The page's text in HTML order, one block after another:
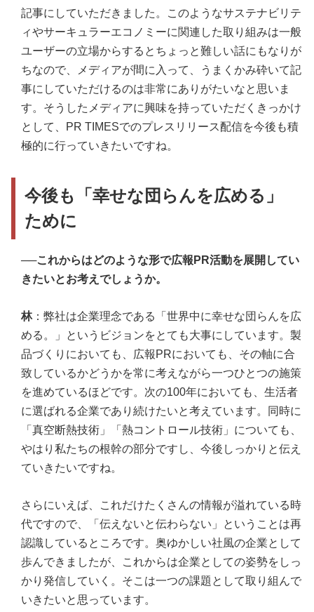
記事にしていただきました。このようなサステナビリテ
ィやサーキュラーエコノミーに関連した取り組みは一般
ユーザーの立場からするとちょっと難しい話にもなりが
ちなので、メディアが間に入って、うまくかみ砕いて記
事にしていただけるのは非常にありがたいなと思いま
す。そうしたメディアに興味を持っていただくきっかけ
として、PR TIMESでのプレスリリース配信を今後も積
極的に行っていきたいですね。
今後も「幸せな団らんを広める」
ために
──これからはどのような形で広報PR活動を展開してい
きたいとお考えでしょうか。
林：弊社は企業理念である「世界中に幸せな団らんを広
める。」というビジョンをとても大事にしています。製
品づくりにおいても、広報PRにおいても、その軸に合
致しているかどうかを常に考えながら一つひとつの施策
を進めているほどです。次の100年においても、生活者
に選ばれる企業であり続けたいと考えています。同時に
「真空断熱技術」「熱コントロール技術」についても、
やはり私たちの根幹の部分ですし、今後しっかりと伝え
ていきたいですね。
さらにいえば、これだけたくさんの情報が溢れている時
代ですので、「伝えないと伝わらない」ということは再
認識しているところです。奥ゆかしい社風の企業として
歩んできましたが、これからは企業としての姿勢をしっ
かり発信していく。そこは一つの課題として取り組んで
いきたいと思っています。